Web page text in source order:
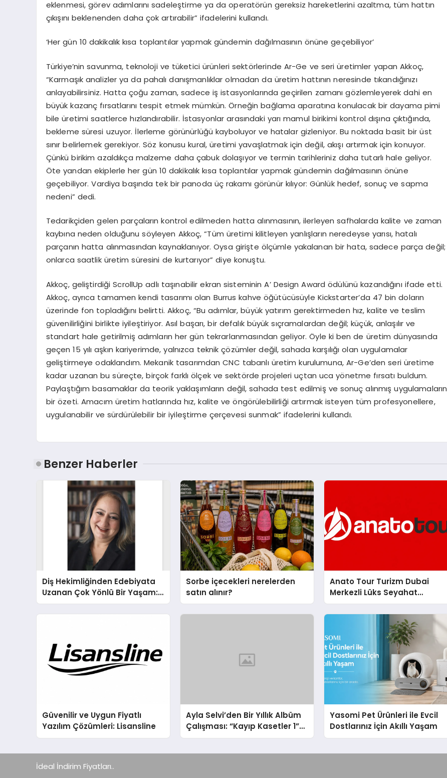
eklenmesi, görev adımlarını sadeleştirme ya da operatörün gereksiz hareketlerini azaltma, tüm hattın
çıkışını beklenenden daha çok artırabilir” ifadelerini kullandı.
‘Her gün 10 dakikalık kısa toplantılar yapmak gündemin dağılmasının önüne geçebiliyor’
Türkiye’nin savunma, teknoloji ve tüketici ürünleri sektörlerinde Ar-Ge ve seri üretimler yapan Akkoç,
“Karmaşık analizler ya da pahalı danışmanlıklar olmadan da üretim hattının neresinde tıkandığınızı
anlayabilirsiniz. Hatta çoğu zaman, sadece iş istasyonlarında geçirilen zamanı gözlemleyerek dahi en
büyük kazanç fırsatlarını tespit etmek mümkün. Örneğin bağlama aparatına konulacak bir dayama pimi
bile üretimi saatlerce hızlandırabilir. İstasyonlar arasındaki yarı mamul birikimi kontrol dışına çıktığında,
bekleme süresi uzuyor. İlerleme görünürlüğü kayboluyor ve hatalar gizleniyor. Bu noktada basit bir üst
sınır belirlemek gerekiyor. Söz konusu kural, üretimi yavaşlatmak için değil, akışı artırmak için konuyor.
Çünkü birikim azaldıkça malzeme daha çabuk dolaşıyor ve termin tarihleriniz daha tutarlı hale geliyor.
Öte yandan ekiplerle her gün 10 dakikalık kısa toplantılar yapmak gündemin dağılmasının önüne
geçebiliyor. Vardiya başında tek bir panoda üç rakamı görünür kılıyor: Günlük hedef, sonuç ve sapma
nedeni” dedi.
Tedarikçiden gelen parçaların kontrol edilmeden hatta alınmasının, ilerleyen safhalarda kalite ve zaman
kaybına neden olduğunu söyleyen Akkoç, “Tüm üretimi kilitleyen yanlışların neredeyse yarısı, hatalı
parçanın hatta alınmasından kaynaklanıyor. Oysa girişte ölçümle yakalanan bir hata, sadece parça değil;
onlarca saatlik üretim süresini de kurtarıyor” diye konuştu.
Akkoç, geliştirdiği ScrollUp adlı taşınabilir ekran sisteminin A’ Design Award ödülünü kazandığını ifade etti.
Akkoç, ayrıca tamamen kendi tasarımı olan Burrus kahve öğütücüsüyle Kickstarter’da 47 bin doların
üzerinde fon topladığını belirtti. Akkoç, “Bu adımlar, büyük yatırım gerektirmeden hız, kalite ve teslim
güvenilirliğini birlikte iyileştiriyor. Asıl başarı, bir defalık büyük sıçramalardan değil; küçük, anlaşılır ve
standart hale getirilmiş adımların her gün tekrarlanmasından geliyor. Öyle ki ben de üretim dünyasında
geçen 15 yılı aşkın kariyerimde, yalnızca teknik çözümler değil, sahada karşılığı olan uygulamalar
geliştirmeye odaklandım. Mekanik tasarımdan CNC tabanlı üretim kurulumuna, Ar-Ge’den seri üretime
kadar uzanan bu süreçte, birçok farklı ölçek ve sektörde projeleri uçtan uca yönetme fırsatı buldum.
Paylaştığım basamaklar da teorik yaklaşımların değil, sahada test edilmiş ve sonuç alınmış uygulamaların
bir özeti. Amacım üretim hatlarında hız, kalite ve öngörülebilirliği artırmak isteyen tüm profesyonellere,
uygulanabilir ve sürdürülebilir bir iyileştirme çerçevesi sunmak” ifadelerini kullandı.
Benzer Haberler
Diş Hekimliğinden Edebiyata
Uzanan Çok Yönlü Bir Yaşam:
Yeşim Şahin Yaman
Sorbe içecekleri nerelerden
satın alınır?
Anato Tour Turizm Dubai
Merkezli Lüks Seyahat
Hizmetleriyle Küresel
Turizmde Öne Çıkıyor
Güvenilir ve Uygun Fiyatlı
Yazılım Çözümleri: Lisansline
Ayla Selvi’den Bir Yıllık Albüm
Çalışması: “Kayıp Kasetler 1”
31 Temmuz’da Çıktı
Yasomi Pet Ürünleri ile Evcil
Dostlarınız İçin Akıllı Yaşam
İdeal İndirim Fiyatları..